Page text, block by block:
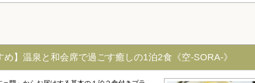
め】温泉と和会席で過ごす癒しの1泊2食《空-SORA-》